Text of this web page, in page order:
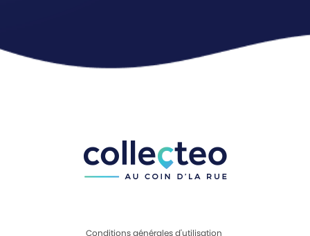
Conditions générales d'utilisation